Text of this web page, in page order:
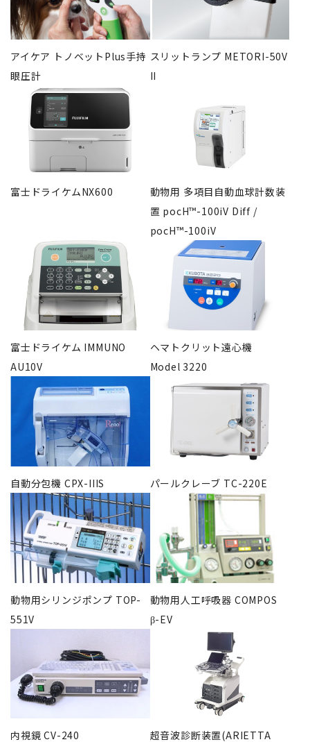
アイケア トノベットPlus手持
眼圧計
スリットランプ METORI-50V
II
富士ドライケムNX600
動物用 多項目自動血球計数装
置 pocH™-100iV Diff /
pocH™-100iV
富士ドライケム IMMUNO
AU10V
ヘマトクリット遠心機
Model 3220
自動分包機 CPX-IIIS パールクレーブ TC-220E
動物用シリンジポンプ TOP-
551V
動物用人工呼吸器 COMPOS
β-EV
内視鏡 CV-240 超音波診断装置(ARIETTA